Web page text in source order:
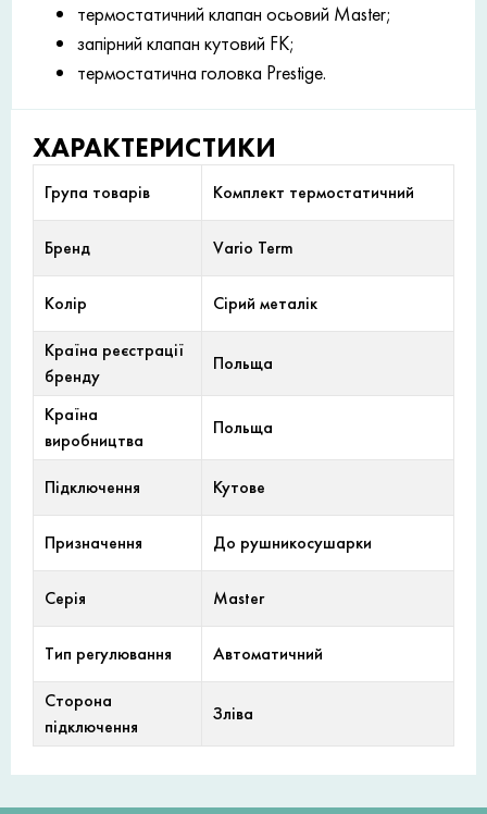
термостатичний клапан осьовий Master;
запірний клапан кутовий FK;
термостатична головка Prestige.
ХАРАКТЕРИСТИКИ
Група товарів Комплект термостатичний
Бренд Vario Term
Колір Сірий металік
Країна реєстрації
бренду
Польща
Країна
виробництва
Польща
Підключення Кутове
Призначення До рушникосушарки
Серія Master
Тип регулювання Автоматичний
Сторона
підключення
Зліва